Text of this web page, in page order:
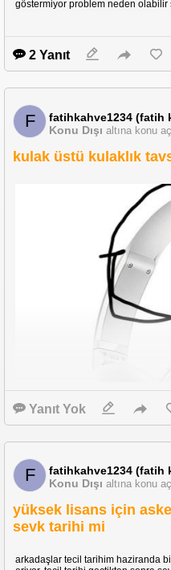
göstermiyor problem neden olabilir
2 Yanıt
F
fatihkahve1234 (fatih
Konu Dışı altına konu
kulak üstü kulaklık
merhabalar işaretlediğim şekilde
Yanıt Yok
F
fatihkahve1234 (fatih
Konu Dışı altına konu
yüksek lisans için
sevk tarihi mi
arkadaşlar tecil tarihim haziranda